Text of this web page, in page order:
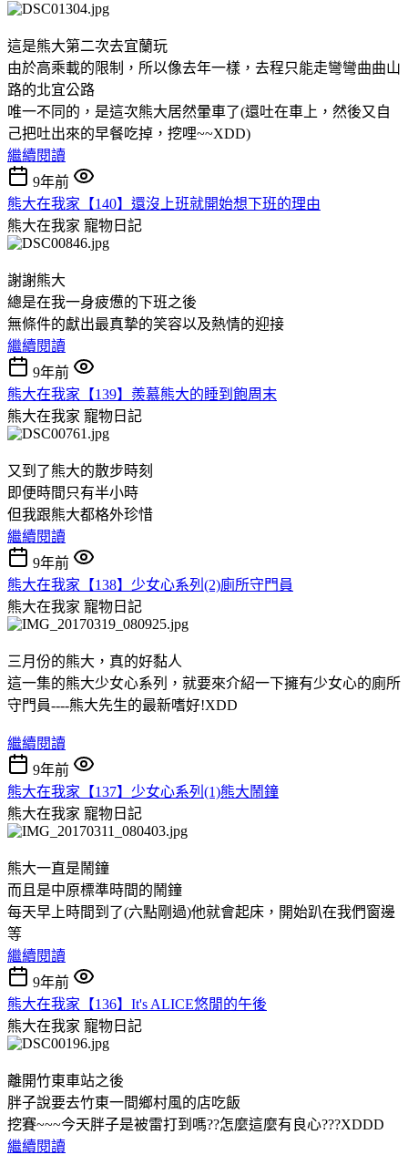
這是熊大第二次去宜蘭玩
由於高乘載的限制，所以像去年一樣，去程只能走彎彎曲曲山
路的北宜公路
唯一不同的，是這次熊大居然暈車了(還吐在車上，然後又自
己把吐出來的早餐吃掉，挖哩~~XDD)
繼續閱讀
9年前
熊大在我家【140】還沒上班就開始想下班的理由
熊大在我家 寵物日記
謝謝熊大
總是在我一身疲憊的下班之後
無條件的獻出最真摯的笑容以及熱情的迎接
繼續閱讀
9年前
熊大在我家【139】羨慕熊大的睡到飽周末
熊大在我家 寵物日記
又到了熊大的散步時刻
即便時間只有半小時
但我跟熊大都格外珍惜
繼續閱讀
9年前
熊大在我家【138】少女心系列(2)廁所守門員
熊大在我家 寵物日記
三月份的熊大，真的好黏人
這一集的熊大少女心系列，就要來介紹一下擁有少女心的廁所
守門員----熊大先生的最新嗜好!XDD
繼續閱讀
9年前
熊大在我家【137】少女心系列(1)熊大鬧鐘
熊大在我家 寵物日記
熊大一直是鬧鐘
而且是中原標準時間的鬧鐘
每天早上時間到了(六點剛過)他就會起床，開始趴在我們窗邊
等
繼續閱讀
9年前
熊大在我家【136】It's ALICE悠閒的午後
熊大在我家 寵物日記
離開竹東車站之後
胖子說要去竹東一間鄉村風的店吃飯
挖賽~~~今天胖子是被雷打到嗎??怎麼這麼有良心???XDDD
繼續閱讀